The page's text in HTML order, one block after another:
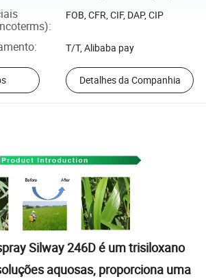
:
FOB, CFR, CIF, DAP, CIP
: T/T, Alibaba pay
Detalhes da Companhia
Silway 246D é um trisiloxano
aquosas, proporciona uma